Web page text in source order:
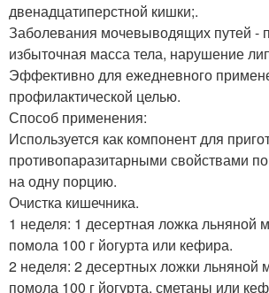
двенадцатиперстной кишки;.
Заболевания мочевыводящих путей -
избыточная масса тела, нарушение
Эффективно для ежедневного
профилактической целью.
Способ применения:
Используется как компонент для
противопаразитарными свойствами
на одну порцию.
Очистка кишечника.
1 неделя: 1 десертная ложка льняной
помола 100 г йогурта или кефира.
2 неделя: 2 десертных ложки льняной
помола 100 г йогурта, сметаны или